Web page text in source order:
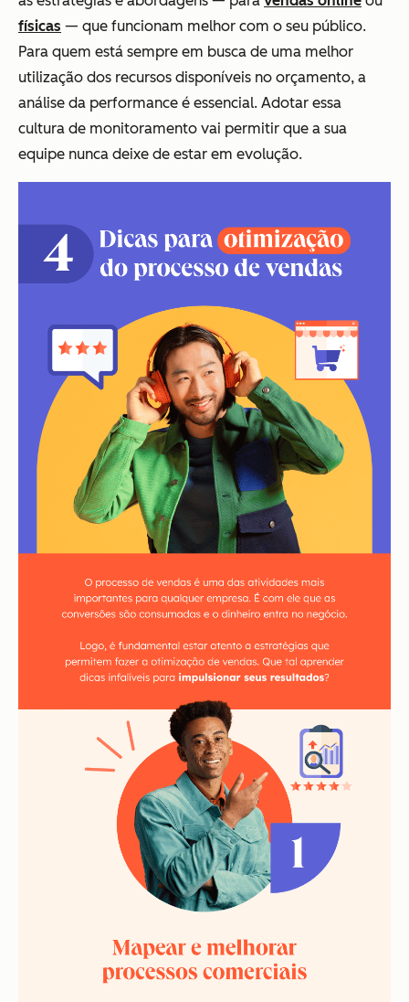
físicas — que funcionam melhor com o seu público.
Para quem está sempre em busca de uma melhor
utilização dos recursos disponíveis no orçamento, a
análise da performance é essencial. Adotar essa
cultura de monitoramento vai permitir que a sua
equipe nunca deixe de estar em evolução.